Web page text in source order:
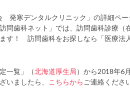
寒デンタルクリニック」の詳細ペー
問歯科ネット」では、訪問歯科診療（
ます！ 訪問歯科をお探しなら「医療
一覧」（北海道厚生局）から2018年6
いましたら、
こちらから ご連絡くださ